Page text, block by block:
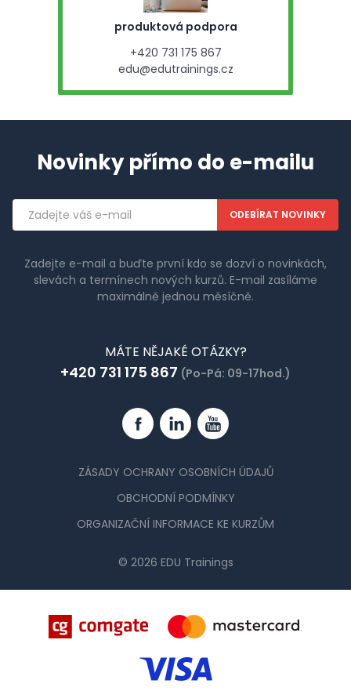
produktová podpora
+420 731 175 867
edu@edutrainings.cz
Novinky přímo do e-mailu
Emailová
adresa
Zadejte e-mail a buďte první kdo se dozví o novinkách,
slevách a termínech nových kurzů. E-mail zasíláme
maximálně jednou měsíčně.
MÁTE NĚJAKÉ OTÁZKY?
+420 731 175 867 (Po-Pá: 09-17hod.)
FacebookLinkedinYouTube
ZÁSADY OCHRANY OSOBNÍCH ÚDAJŮ
OBCHODNÍ PODMÍNKY
ORGANIZAČNÍ INFORMACE KE KURZŮM
© 2026 EDU Trainings